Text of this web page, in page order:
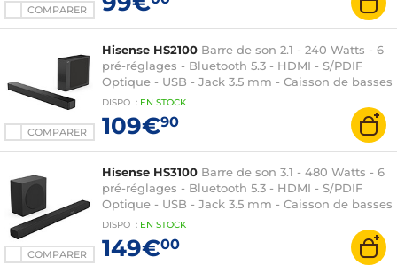
COMPARER
COMPARER
Hisense HS2100 Barre de son 2.1 - 240 Watts - 6
pré-réglages - Bluetooth 5.3 - HDMI - S/PDIF
Optique - USB - Jack 3.5 mm - Caisson de basses
sans fil
DISPO : EN STOCK
109€90
COMPARER
Hisense HS3100 Barre de son 3.1 - 480 Watts - 6
pré-réglages - Bluetooth 5.3 - HDMI - S/PDIF
Optique - USB - Jack 3.5 mm - Caisson de basses
sans fil
DISPO : EN STOCK
149€00